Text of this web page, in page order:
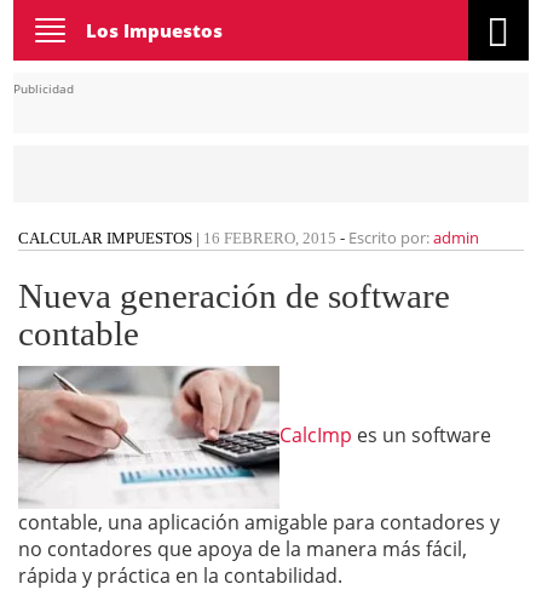
Toggle
navigation
Los Impuestos
Publicidad
CALCULAR IMPUESTOS | 16 FEBRERO, 2015 - Escrito por:admin
Nueva generación de software
contable
CalcImp es un software
contable, una aplicación amigable para contadores y
no contadores que apoya de la manera más fácil,
rápida y práctica en la contabilidad.